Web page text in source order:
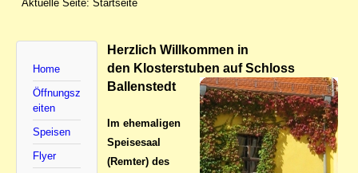
Aktuelle Seite: Startseite
Home
Öffnungsz
eiten
Speisen
Flyer
Herzlich Willkommen in
den Klosterstuben auf Schloss
Ballenstedt
Im ehemaligen
Speisesaal
(Remter) des